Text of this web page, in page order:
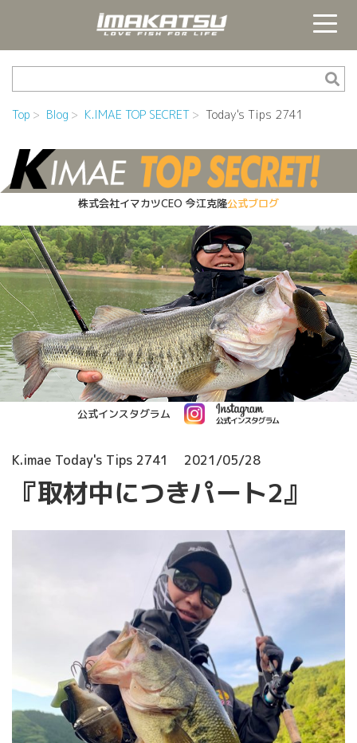
Top Blog K.IMAE TOP SECRET Today's Tips 2741
株式会社イマカツCEO 今江克隆公式ブログ
公式インスタグラム
K.imae Today's Tips 2741 2021/05/28
『取材中につきパート2』